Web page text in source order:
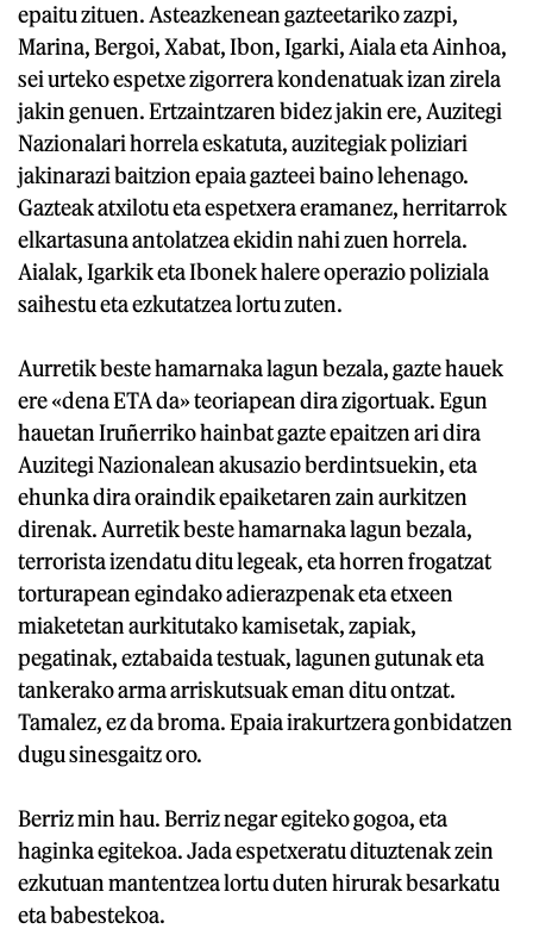
epaitu zituen. Asteazkenean gazteetariko zazpi,
Marina, Bergoi, Xabat, Ibon, Igarki, Aiala eta Ainhoa,
sei urteko espetxe zigorrera kondenatuak izan zirela
jakin genuen. Ertzaintzaren bidez jakin ere, Auzitegi
Nazionalari horrela eskatuta, auzitegiak poliziari
jakinarazi baitzion epaia gazteei baino lehenago.
Gazteak atxilotu eta espetxera eramanez, herritarrok
elkartasuna antolatzea ekidin nahi zuen horrela.
Aialak, Igarkik eta Ibonek halere operazio poliziala
saihestu eta ezkutatzea lortu zuten.
Aurretik beste hamarnaka lagun bezala, gazte hauek
ere «dena ETA da» teoriapean dira zigortuak. Egun
hauetan Iruñerriko hainbat gazte epaitzen ari dira
Auzitegi Nazionalean akusazio berdintsuekin, eta
ehunka dira oraindik epaiketaren zain aurkitzen
direnak. Aurretik beste hamarnaka lagun bezala,
terrorista izendatu ditu legeak, eta horren frogatzat
torturapean egindako adierazpenak eta etxeen
miaketetan aurkitutako kamisetak, zapiak,
pegatinak, eztabaida testuak, lagunen gutunak eta
tankerako arma arriskutsuak eman ditu ontzat.
Tamalez, ez da broma. Epaia irakurtzera gonbidatzen
dugu sinesgaitz oro.
Berriz min hau. Berriz negar egiteko gogoa, eta
haginka egitekoa. Jada espetxeratu dituztenak zein
ezkutuan mantentzea lortu duten hirurak besarkatu
eta babestekoa.